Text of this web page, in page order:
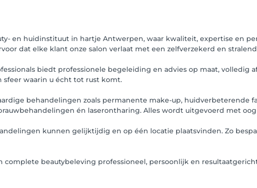
en huidinstituut in hartje Antwerpen, waar kwaliteit, expertise en
dat elke klant onze salon verlaat met een zelfverzekerd en
biedt professionele begeleiding en advies op maat,
sfeer waarin u écht tot rust komt.
behandelingen zoals permanente make-up, huidverbeterende
én laserontharing. Alles wordt uitgevoerd met
kunnen gelijktijdig en op één locatie plaatsvinden. Zo
complete beautybeleving professioneel, persoonlijk en